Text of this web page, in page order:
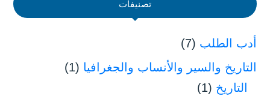
تصنيفات
أدب الطلب (7)
التاريخ والسير والأنساب والجغرافيا (1)
التاريخ (1)